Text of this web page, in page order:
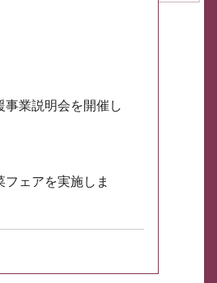
業説明会を開催し
フェアを実施しま